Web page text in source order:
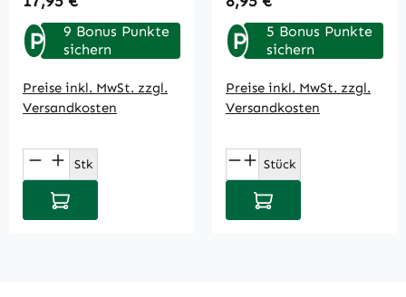
P
9 Bonus Punkte
sichern
Preise inkl. MwSt. zzgl.
Versandkosten
Produkt Anzahl: Gib den gewünschten
Stk
In den Warenkorb
P
5 Bonus Punkte
sichern
Preise inkl. MwSt. zzgl.
Versandkosten
Produkt Anzahl:
Stück
In den Warenkorb